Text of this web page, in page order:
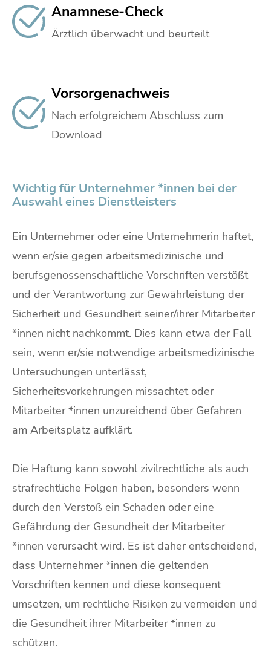
Anamnese-Check
Ärztlich überwacht und beurteilt
Vorsorgenachweis
Nach erfolgreichem Abschluss zum
Download
Wichtig für Unternehmer *innen bei der
Auswahl eines Dienstleisters
Ein Unternehmer oder eine Unternehmerin haftet,
wenn er/sie gegen arbeitsmedizinische und
berufsgenossenschaftliche Vorschriften verstößt
und der Verantwortung zur Gewährleistung der
Sicherheit und Gesundheit seiner/ihrer Mitarbeiter
*innen nicht nachkommt. Dies kann etwa der Fall
sein, wenn er/sie notwendige arbeitsmedizinische
Untersuchungen unterlässt,
Sicherheitsvorkehrungen missachtet oder
Mitarbeiter *innen unzureichend über Gefahren
am Arbeitsplatz aufklärt.
Die Haftung kann sowohl zivilrechtliche als auch
strafrechtliche Folgen haben, besonders wenn
durch den Verstoß ein Schaden oder eine
Gefährdung der Gesundheit der Mitarbeiter
*innen verursacht wird. Es ist daher entscheidend,
dass Unternehmer *innen die geltenden
Vorschriften kennen und diese konsequent
umsetzen, um rechtliche Risiken zu vermeiden und
die Gesundheit ihrer Mitarbeiter *innen zu
schützen.